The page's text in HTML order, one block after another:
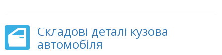
Складові деталі кузова
автомобіля